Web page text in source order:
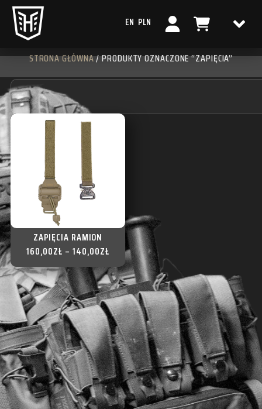
EN PLN
STRONA GŁÓWNA/ PRODUKTY OZNACZONE “ZAPIĘCIA”
ZAPIĘCIA RAMION
140,00ZŁ
–
160,00ZŁ